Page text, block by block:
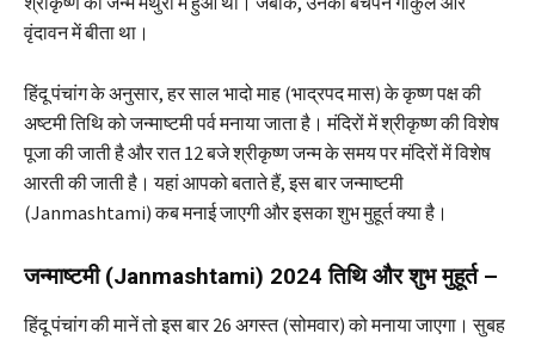
वृंदावन में बीता था।
हिंदू पंचांग के अनुसार, हर साल भादो माह (भाद्रपद मास) के कृष्ण पक्ष की
अष्टमी तिथि को जन्माष्टमी पर्व मनाया जाता है। मंदिरों में श्रीकृष्ण की विशेष
पूजा की जाती है और रात 12 बजे श्रीकृष्‍ण जन्‍म के समय पर मंदिरों में विशेष
आरती की जाती है। यहां आपको बताते हैं, इस बार जन्माष्टमी
(Janmashtami) कब मनाई जाएगी और इसका शुभ मुहूर्त क्या है।
जन्माष्टमी (Janmashtami) 2024 तिथि और शुभ मुहूर्त –
हिंदू पंचांग की मानें तो इस बार 26 अगस्त (सोमवार) को मनाया जाएगा। सुबह